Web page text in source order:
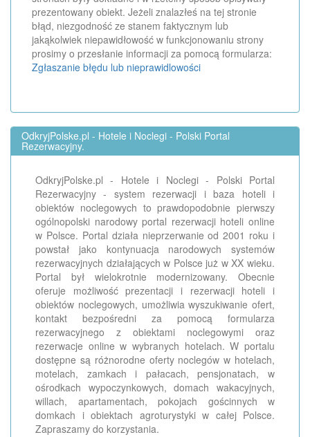
prezentowany obiekt. Jeżeli znalazłeś na tej stronie
błąd, niezgodność ze stanem faktycznym lub
jakąkolwiek niepawidłowość w funkcjonowaniu strony
prosimy o przesłanie informacji za pomocą formularza:
Zgłaszanie błędu lub nieprawidlowości
OdkryjPolske.pl - Hotele i Noclegi - Polski Portal
Rezerwacyjny.
OdkryjPolske.pl - Hotele i Noclegi - Polski Portal
Rezerwacyjny - system rezerwacji i baza hoteli i
obiektów noclegowych to prawdopodobnie pierwszy
ogólnopolski narodowy portal rezerwacji hoteli online
w Polsce. Portal działa nieprzerwanie od 2001 roku i
powstał jako kontynuacja narodowych systemów
rezerwacyjnych działających w Polsce już w XX wieku.
Portal był wielokrotnie modernizowany. Obecnie
oferuje możliwość prezentacji i rezerwacji hoteli i
obiektów noclegowych, umożliwia wyszukiwanie ofert,
kontakt bezpośredni za pomocą formularza
rezerwacyjnego z obiektami noclegowymi oraz
rezerwacje online w wybranych hotelach. W portalu
dostępne są różnorodne oferty noclegów w hotelach,
motelach, zamkach i pałacach, pensjonatach, w
ośrodkach wypoczynkowych, domach wakacyjnych,
willach, apartamentach, pokojach gościnnych w
domkach i obiektach agroturystyki w całej Polsce.
Zapraszamy do korzystania.